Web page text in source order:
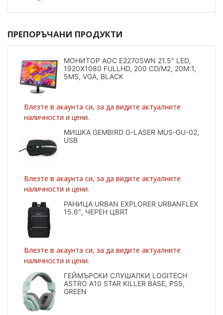
ПРЕПОРЪЧАНИ ПРОДУКТИ
МОНИТОР AOC E2270SWN 21.5" LED,
1920X1080 FULLHD, 200 CD/M2, 20M:1,
5MS, VGA, BLACK
Влезте в акаунта си, за да видите актуалните
наличности и цени.
МИШКА GEMBIRD G-LASER MUS-GU-02,
USB
Влезте в акаунта си, за да видите актуалните
наличности и цени.
РАНИЦА URBAN EXPLORER URBANFLEX
15.6″, ЧЕРЕН ЦВЯТ
Влезте в акаунта си, за да видите актуалните
наличности и цени.
ГЕЙМЪРСКИ СЛУШАЛКИ LOGITECH
ASTRO A10 STAR KILLER BASE, PS5,
GREEN